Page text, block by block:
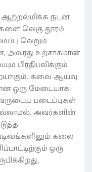
ஆற்றல்மிக்க நடன
வெகு தூரம்
வெறும்
அவரது உற்சாகமான
பிரதிபலிக்கும்
கலை ஆய்வு
ஒரு மேடையாக
படைப்புகள்
அவர்களின்
கலை
ஒரு